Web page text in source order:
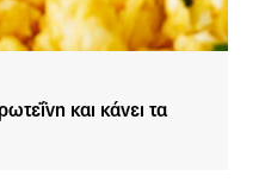
και κάνει τα